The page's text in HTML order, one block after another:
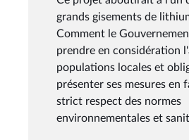
grands gisements de
Comment le
prendre en considération
populations locales et
présenter ses mesures en
strict respect des normes
environnementales et